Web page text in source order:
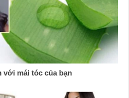
với mái tóc của bạn